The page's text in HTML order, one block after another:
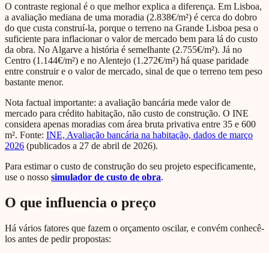
O contraste regional é o que melhor explica a diferença. Em Lisboa,
a avaliação mediana de uma moradia (2.838€/m²) é cerca do dobro
do que custa construí-la, porque o terreno na Grande Lisboa pesa o
suficiente para inflacionar o valor de mercado bem para lá do custo
da obra. No Algarve a história é semelhante (2.755€/m²). Já no
Centro (1.144€/m²) e no Alentejo (1.272€/m²) há quase paridade
entre construir e o valor de mercado, sinal de que o terreno tem peso
bastante menor.
Nota factual importante: a avaliação bancária mede valor de
mercado para crédito habitação, não custo de construção. O INE
considera apenas moradias com área bruta privativa entre 35 e 600
m². Fonte: INE, Avaliação bancária na habitação, dados de março
2026 (publicados a 27 de abril de 2026).
Para estimar o custo de construção do seu projeto especificamente,
use o nosso simulador de custo de obra.
O que influencia o preço
Há vários fatores que fazem o orçamento oscilar, e convém conhecê-
los antes de pedir propostas: